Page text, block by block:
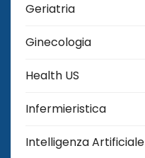
Geriatria
Ginecologia
Health US
Infermieristica
Intelligenza Artificiale